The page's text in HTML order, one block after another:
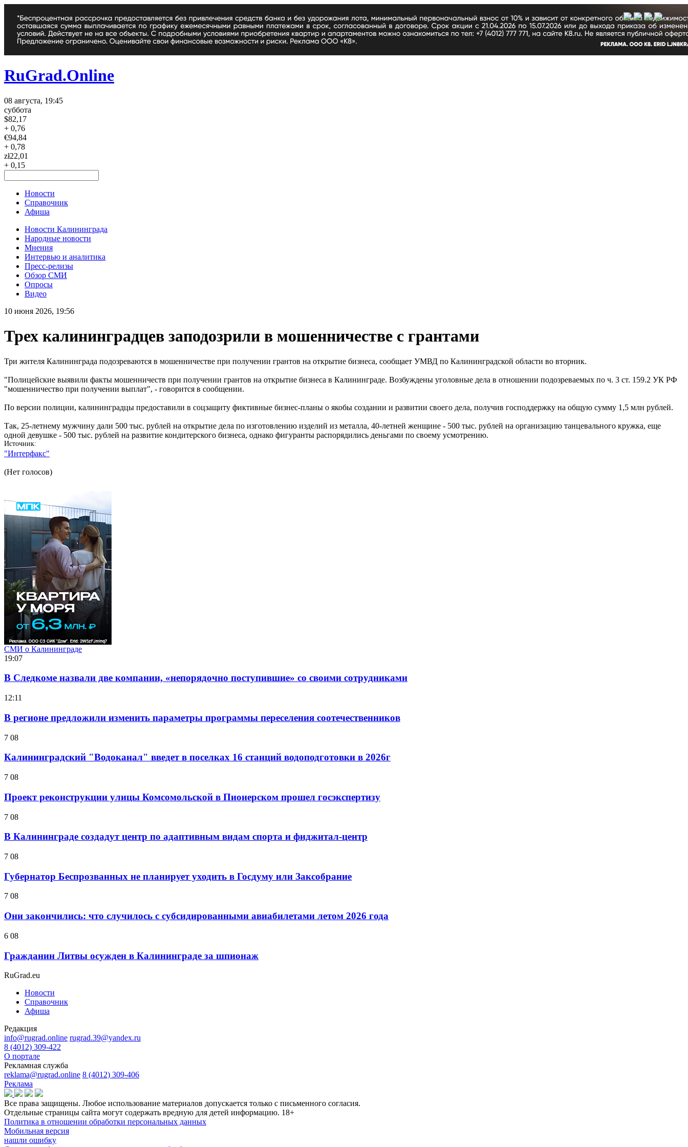
RuGrad.Online
08 августа, 19:45
суббота
$82,17
+ 0,76
€94,84
+ 0,78
zł22,01
+ 0,15
Новости
Справочник
Афиша
Новости Калининграда
Народные новости
Мнения
Интервью и аналитика
Пресс-релизы
Обзор СМИ
Опросы
Видео
10 июня 2026, 19:56
Трех калининградцев заподозрили в мошенничестве с грантами
Три жителя Калининграда подозреваются в мошенничестве при получении грантов на открытие бизнеса, сообщает УМВД по Калининградской области во вторник.
"Полицейские выявили факты мошенничеств при получении грантов на открытие бизнеса в Калининграде. Возбуждены уголовные дела в отношении подозреваемых по ч. 3 ст. 159.2 УК РФ
"мошенничество при получении выплат", - говорится в сообщении.
По версии полиции, калининградцы предоставили в соцзащиту фиктивные бизнес-планы о якобы создании и развитии своего дела, получив господдержку на общую сумму 1,5 млн рублей.
Так, 25-летнему мужчину дали 500 тыс. рублей на открытие дела по изготовлению изделий из металла, 40-летней женщине - 500 тыс. рублей на организацию танцевального кружка, еще
одной девушке - 500 тыс. рублей на развитие кондитерского бизнеса, однако фигуранты распорядились деньгами по своему усмотрению.
Источник
"Интерфакс"
(Нет голосов)
СМИ о Калининграде
19:07
В Следкоме назвали две компании, «непорядочно поступившие» со своими сотрудниками
12:11
В регионе предложили изменить параметры программы переселения соотечественников
7 08
Калининградский "Водоканал" введет в поселках 16 станций водоподготовки в 2026г
7 08
Проект реконструкции улицы Комсомольской в Пионерском прошел госэкспертизу
7 08
В Калининграде создадут центр по адаптивным видам спорта и фиджитал-центр
7 08
Губернатор Беспрозванных не планирует уходить в Госдуму или Заксобрание
7 08
Они закончились: что случилось с субсидированными авиабилетами летом 2026 года
6 08
Гражданин Литвы осужден в Калининграде за шпионаж
RuGrad.eu
Новости
Справочник
Афиша
Редакция
info@rugrad.online rugrad.39@yandex.ru
8 (4012) 309-422
О портале
Рекламная служба
reklama@rugrad.online 8 (4012) 309-406
Реклама
Все права защищены. Любое использование материалов допускается только с письменного согласия.
Отдельные страницы сайта могут содержать вредную для детей информацию. 18+
Политика в отношении обработки персональных данных
Мобильная версия
нашли ошибку